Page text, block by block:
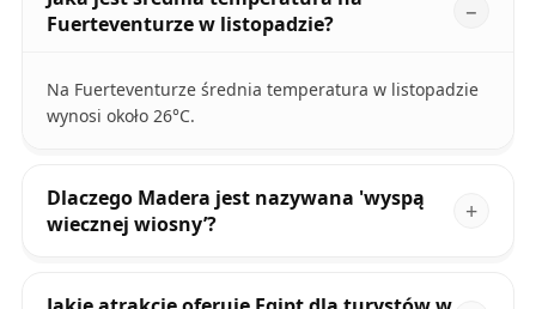
Fuerteventurze w listopadzie?
Na Fuerteventurze średnia temperatura w listopadzie
wynosi około 26°C.
Dlaczego Madera jest nazywana 'wyspą
wiecznej wiosny’?